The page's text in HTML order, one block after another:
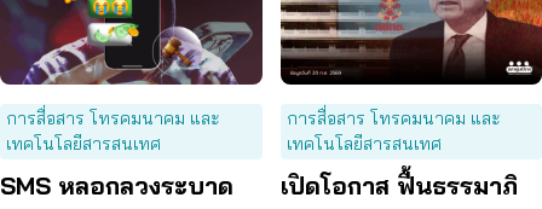
การสื่อสาร โทรคมนาคม และ
เทคโนโลยีสารสนเทศ
SMS หลอกลวงระบาด
การสื่อสาร โทรคมนาคม และ
เทคโนโลยีสารสนเทศ
เปิดโอกาส ฟื้นธรรมาภิ